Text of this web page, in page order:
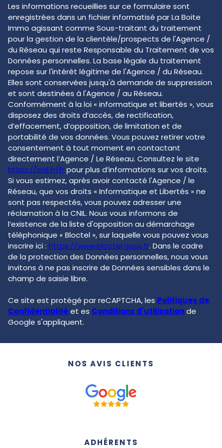
Les informations recueillies sur ce formulaire sont
enregistrées dans un fichier informatisé par La Boite
Immo agissant comme Sous-traitant du traitement
pour la gestion de la clientèle/prospects de l'Agence /
du Réseau qui reste Responsable du Traitement de vos
Données personnelles. La base légale du traitement
repose sur l'intérêt légitime de l'Agence / du Réseau.
Elles sont conservées jusqu'à demande de suppression
et sont destinées à l'Agence / au Réseau.
Conformément à la loi « informatique et libertés », vous
disposez des droits d’accès, de rectification,
d’effacement, d’opposition, de limitation et de
portabilité de vos données. Vous pouvez retirer votre
consentement à tout moment en contactant
directement l’Agence / Le Réseau. Consultez le site
https://cnil.fr/frpour plus d’informations sur vos droits.
Si vous estimez, après avoir contacté l'Agence / le
Réseau, que vos droits « Informatique et Libertés » ne
sont pas respectés, vous pouvez adresser une
réclamation à la CNIL. Nous vous informons de
l’existence de la liste d'opposition au démarchage
téléphonique « Bloctel », sur laquelle vous pouvez vous
inscrire ici : https://www.bloctel.gouv.fr. Dans le cadre
de la protection des Données personnelles, nous vous
invitons à ne pas inscrire de Données sensibles dans le
champ de saisie libre.
Ce site est protégé par reCAPTCHA, les Politiques de
Confidentialité et es Conditions d'utilisationde
Google s'appliquent.
NOS AVIS CLIENTS
ADHÉRENTS